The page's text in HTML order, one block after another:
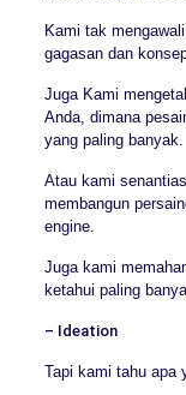
Kami tak
gagasan dan
Juga Kami
Anda, dimana
yang paling banyak.
Atau kami
membangun
engine.
Juga kami
ketahui paling
– Ideation
Tapi kami tahu apa